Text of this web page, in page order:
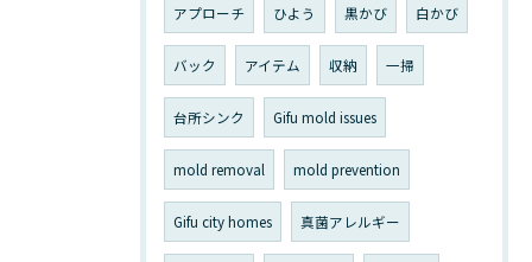
アプローチ ひよう 黒かび 白かび
バック アイテム 収納 一掃
台所シンク Gifu mold issues
mold removal mold prevention
Gifu city homes 真菌アレルギー